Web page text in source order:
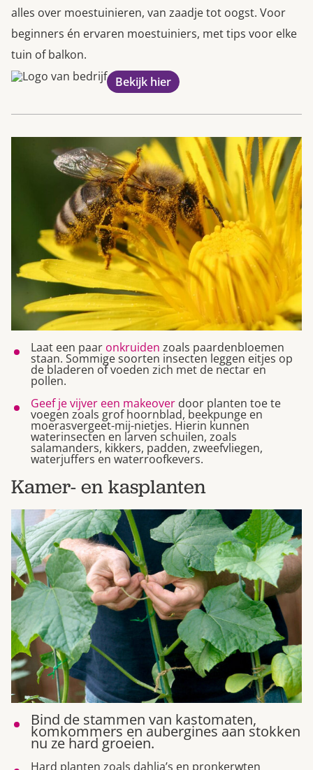
alles over moestuinieren, van zaadje tot oogst. Voor
beginners én ervaren moestuiniers, met tips voor elke
tuin of balkon.
Bekijk hier
Laat een paar onkruiden zoals paardenbloemen
staan. Sommige soorten insecten leggen eitjes op
de bladeren of voeden zich met de nectar en
pollen.
Geef je vijver een makeover door planten toe te
voegen zoals grof hoornblad, beekpunge en
moerasvergeet-mij-nietjes. Hierin kunnen
waterinsecten en larven schuilen, zoals
salamanders, kikkers, padden, zweefvliegen,
waterjuffers en waterroofkevers.
Kamer- en kasplanten
Bind de stammen van kastomaten,
komkommers en aubergines aan stokken
nu ze hard groeien.
Hard planten zoals dahlia’s en pronkerwten